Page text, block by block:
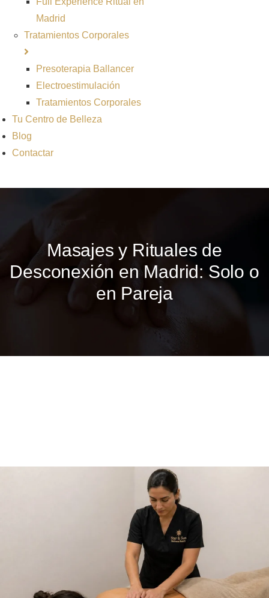
Madrid
Tratamientos Corporales
Presoterapia Ballancer
Electroestimulación
Tratamientos Corporales
Tu Centro de Belleza
Blog
Contactar
Masajes y Rituales de
Desconexión en Madrid: Solo o
en Pareja